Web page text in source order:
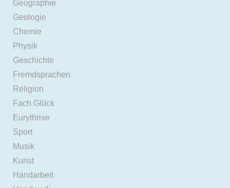
Geographie
Geologie
Chemie
Physik
Geschichte
Fremdsprachen
Religion
Fach Glück
Eurythmie
Sport
Musik
Kunst
Handarbeit